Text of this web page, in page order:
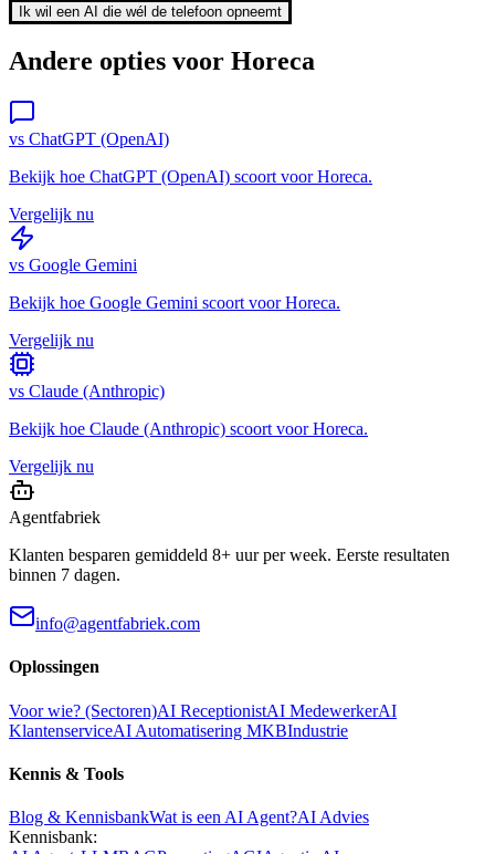
Ik wil een AI die wél de telefoon opneemt
Andere opties voor Horeca
vs ChatGPT (OpenAI)
Bekijk hoe ChatGPT (OpenAI) scoort voorHoreca.
Vergelijk nu
vs Google Gemini
Bekijk hoe Google Gemini scoort voorHoreca.
Vergelijk nu
vs Claude (Anthropic)
Bekijk hoe Claude (Anthropic) scoort voorHoreca.
Vergelijk nu
Agentfabriek
Klanten besparen gemiddeld 8+ uur per week. Eerste resultaten
binnen 7 dagen.
info@agentfabriek.com
Oplossingen
Voor wie? (Sectoren)AI ReceptionistAI MedewerkerAI
KlantenserviceAI Automatisering MKBIndustrie
Kennis & Tools
Blog & KennisbankWat is een AI Agent?AI Advies
Kennisbank: